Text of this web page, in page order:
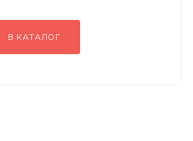
В КАТАЛОГ